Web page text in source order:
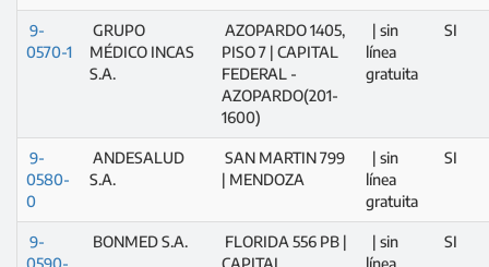
9-
0570-1
GRUPO
MÉDICO INCAS
S.A.
AZOPARDO 1405,
PISO 7 | CAPITAL
FEDERAL -
AZOPARDO(201-
1600)
| sin
línea
gratuita
SI
9-
0580-
0
ANDESALUD
S.A.
SAN MARTIN 799
| MENDOZA
| sin
línea
gratuita
SI
9-
0590-
BONMED S.A.
FLORIDA 556 PB |
CAPITAL
| sin
línea
SI